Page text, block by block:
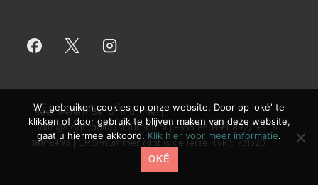
Meer weten? Bel of mail me! |
judith@codetaaltekstbureau.nl| +353 85 1494 892/ +31 6
18818493 | CRO-nummer (dat is de Ierse KvK): 731320
Wij gebruiken cookies op onze website. Door op 'oké' te
klikken of door gebruik te blijven maken van deze website,
gaat u hiermee akkoord. Klik hier voor meer informatie.
OKÉ